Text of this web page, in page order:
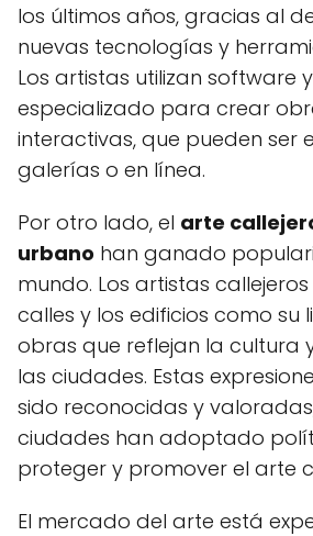
los últimos años, gracias al
nuevas tecnologías y
Los artistas utilizan software
especializado para crear
interactivas, que pueden ser
galerías o en línea.
Por otro lado, el arte
urbano han ganado
mundo. Los artistas
calles y los edificios como su
obras que reflejan la cultura
las ciudades. Estas
sido reconocidas y
ciudades han adoptado
proteger y promover el arte
El mercado del arte está